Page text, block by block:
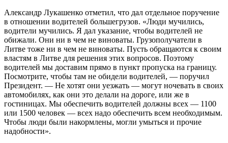
Александр Лукашенко отметил, что дал отдельное поручение
в отношении водителей большегрузов. «Люди мучились,
водители мучились. Я дал указание, чтобы водителей не
обижали. Они ни в чем не виноваты. Грузополучатели в
Литве тоже ни в чем не виноваты. Пусть обращаются к своим
властям в Литве для решения этих вопросов. Поэтому
водителей мы доставим прямо в пункт пропуска на границу.
Посмотрите, чтобы там не обидели водителей, — поручил
Президент. — Не хотят они уезжать — могут ночевать в своих
автомобилях, как они это делали на дороге, или же в
гостиницах. Мы обеспечить водителей должны всех — 1100
или 1500 человек — всех надо обеспечить всем необходимым.
Чтобы люди были накормлены, могли умыться и прочие
надобности».